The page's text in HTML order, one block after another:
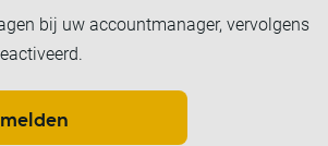
bij uw accountmanager, vervolgens